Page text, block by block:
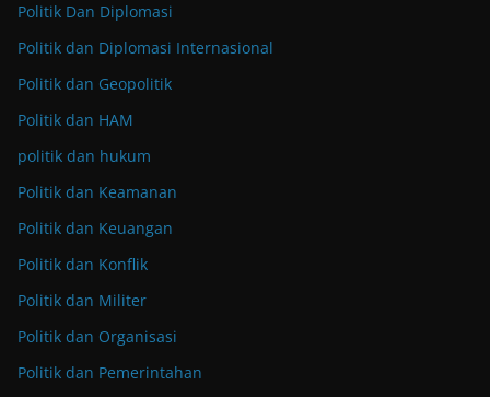
Politik Dan Diplomasi
Politik dan Diplomasi Internasional
Politik dan Geopolitik
Politik dan HAM
politik dan hukum
Politik dan Keamanan
Politik dan Keuangan
Politik dan Konflik
Politik dan Militer
Politik dan Organisasi
Politik dan Pemerintahan